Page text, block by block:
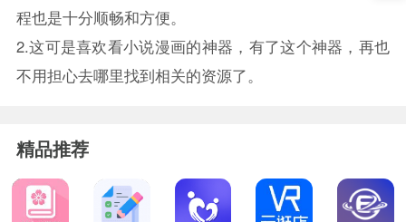
程也是十分顺畅和方便。
2.这可是喜欢看小说漫画的神器，有了这个神器，再也
不用担心去哪里找到相关的资源了。
精品推荐